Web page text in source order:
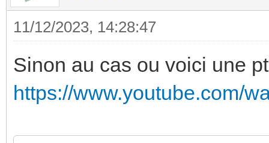
11/12/2023, 14:28:47
Sinon au cas ou voici une
https://www.youtube.com/